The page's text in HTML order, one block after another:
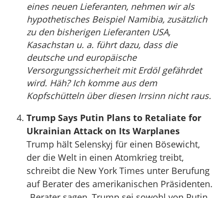
eines neuen Lieferanten, nehmen wir als
hypothetisches Beispiel Namibia, zusätzlich
zu den bisherigen Lieferanten USA,
Kasachstan u. a. führt dazu, dass die
deutsche und europäische
Versorgungssicherheit mit Erdöl gefährdet
wird. Häh? Ich komme aus dem
Kopfschütteln über diesen Irrsinn nicht raus.
Trump Says Putin Plans to Retaliate for
Ukrainian Attack on Its Warplanes
Trump hält Selenskyj für einen Bösewicht,
der die Welt in einen Atomkrieg treibt,
schreibt die New York Times unter Berufung
auf Berater des amerikanischen Präsidenten.